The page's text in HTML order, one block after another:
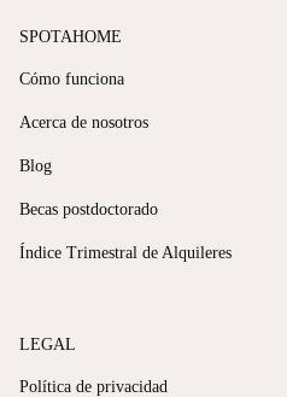
SPOTAHOME
Cómo funciona
Acerca de nosotros
Blog
Becas postdoctorado
Índice Trimestral de Alquileres
LEGAL
Política de privacidad